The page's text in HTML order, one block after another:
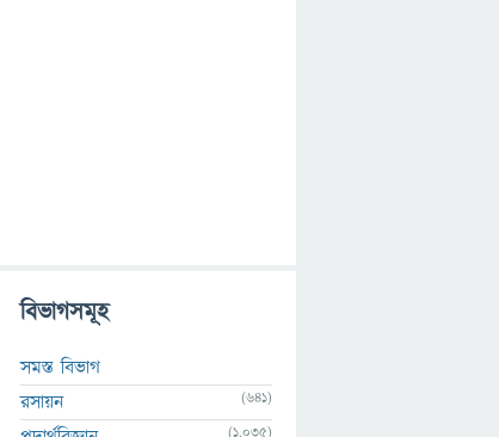
বিভাগসমূহ
সমস্ত বিভাগ
রসায়ন
(641)
(1,035)